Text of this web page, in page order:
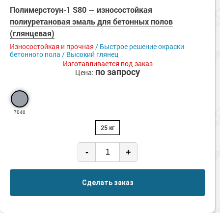
Полимерстоун-1 S80 — износостойкая
полиуретановая эмаль для бетонных полов
(глянцевая)
Износостойкая и прочная / Быстрое решение окраски
бетонного пола / Высокий глянец
Изготавливается под заказ
Цена: по запросу
7040
25 кг
- +
Сделать заказ